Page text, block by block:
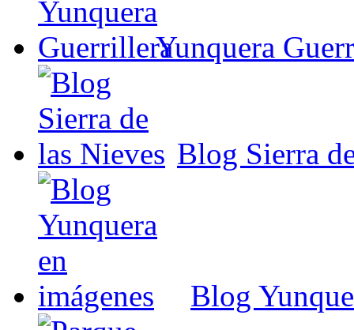
Yunquera
Blog Sierra
Blog